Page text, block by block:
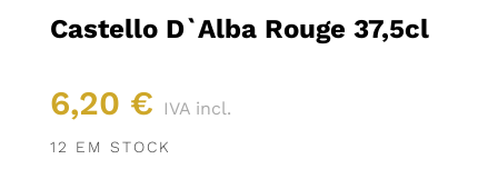
Castello D`Alba Rouge 37,5cl
6,20 € IVA incl.
12 EM STOCK